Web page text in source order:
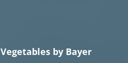
Vegetables by Bayer